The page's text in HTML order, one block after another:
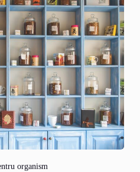
organism